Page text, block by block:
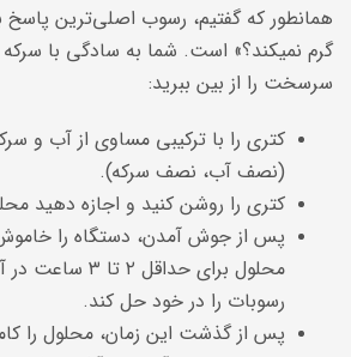
همانطور که گفتیم، رسوب اصلی‌ترین پاسخ
گرم نمیکند؟» است. شما به سادگی با
سرسخت را از بین ببرید:
کتری را با ترکیبی مساوی از آب و
(نصف آب، نصف سرکه).
کتری را روشن کنید و اجازه دهید
پس از جوش آمدن، دستگاه را
محلول برای حداقل
رسوبات را در خود حل کند.
پس از گذشت این زمان، محلول را